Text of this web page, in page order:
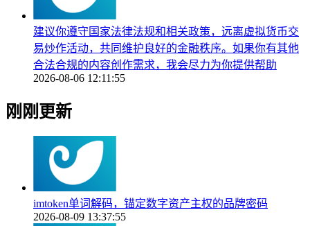
建议你遵守国家法律法规和相关政策，远离虚拟货币交
易炒作活动，共同维护良好的金融秩序。如果你有其他
合法合规的内容创作需求，我会尽力为你提供帮助
2026-08-06 12:11:55
刚刚更新
imtoken单词解码，锚定数字资产主权的品牌密码
2026-08-09 13:37:55